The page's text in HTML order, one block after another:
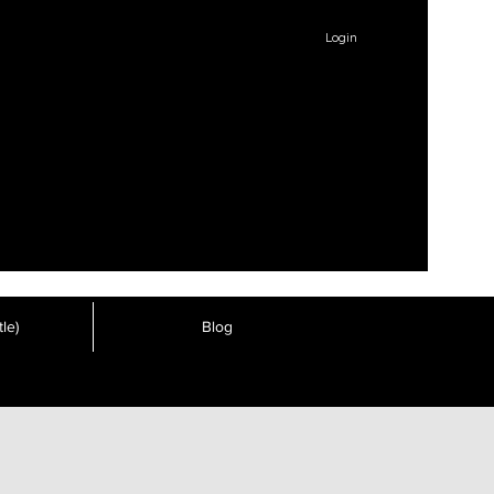
Login
Blog